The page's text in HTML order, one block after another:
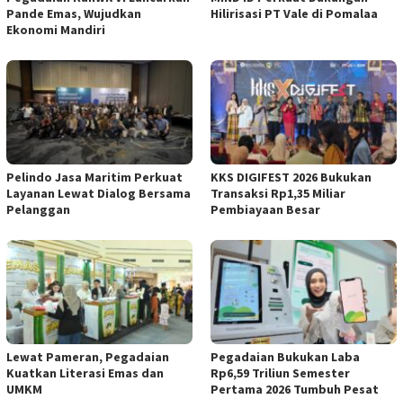
Pande Emas, Wujudkan
Ekonomi Mandiri
Hilirisasi PT Vale di Pomalaa
Pelindo Jasa Maritim Perkuat
Layanan Lewat Dialog Bersama
Pelanggan
KKS DIGIFEST 2026 Bukukan
Transaksi Rp1,35 Miliar
Pembiayaan Besar
Lewat Pameran, Pegadaian
Kuatkan Literasi Emas dan
UMKM
Pegadaian Bukukan Laba
Rp6,59 Triliun Semester
Pertama 2026 Tumbuh Pesat